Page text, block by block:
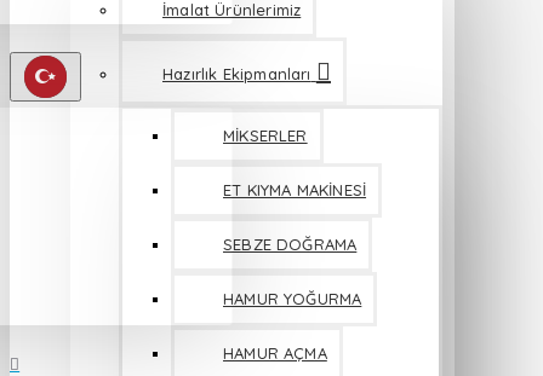
İmalat Ürünlerimiz
Hazırlık Ekipmanları
MİKSERLER
ET KIYMA MAKİNESİ
SEBZE DOĞRAMA
HAMUR YOĞURMA
HAMUR AÇMA